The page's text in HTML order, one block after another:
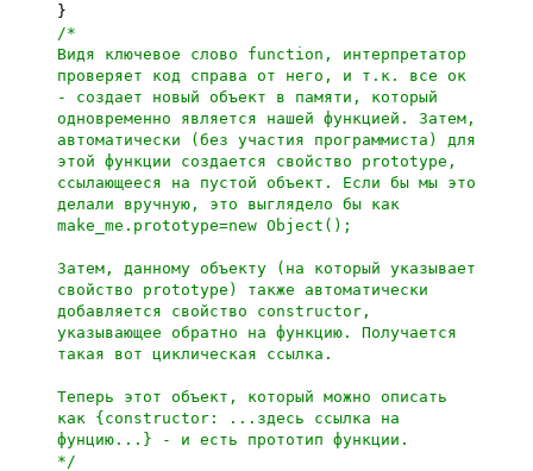
}
/*
Видя ключевое слово function, интерпретатор
проверяет код справа от него, и т.к. все ок
- создает новый объект в памяти, который
одновременно является нашей функцией. Затем,
автоматически (без участия программиста) для
этой функции создается свойство prototype,
ссылающееся на пустой объект. Если бы мы это
делали вручную, это выглядело бы как
make_me.prototype=new Object();
Затем, данному объекту (на который указывает
свойство prototype) также автоматически
добавляется свойство constructor,
указывающее обратно на функцию. Получается
такая вот циклическая ссылка.
Теперь этот объект, который можно описать
как {constructor: ...здесь ссылка на
фунцию...} - и есть прототип функции.
*/